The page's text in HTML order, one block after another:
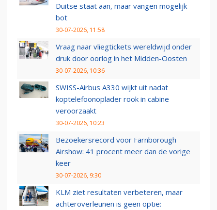
Duitse staat aan, maar vangen mogelijk
bot
30-07-2026, 11:58
Vraag naar vliegtickets wereldwijd onder
druk door oorlog in het Midden-Oosten
30-07-2026, 10:36
SWISS-Airbus A330 wijkt uit nadat
koptelefoonoplader rook in cabine
veroorzaakt
30-07-2026, 10:23
Bezoekersrecord voor Farnborough
Airshow: 41 procent meer dan de vorige
keer
30-07-2026, 9:30
KLM ziet resultaten verbeteren, maar
achteroverleunen is geen optie: